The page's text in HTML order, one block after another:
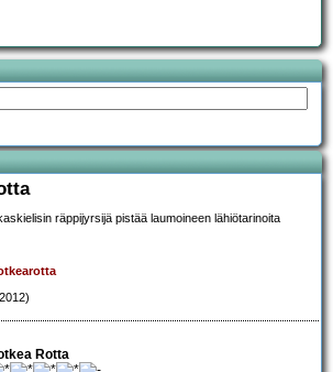
räppijyrsijä pistää laumoineen lähiötarinoita
Rotta